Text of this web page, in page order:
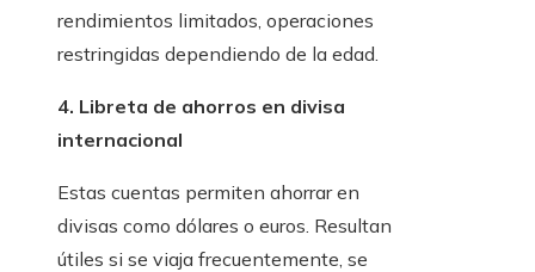
rendimientos limitados, operaciones
restringidas dependiendo de la edad.
4. Libreta de ahorros en divisa
internacional
Estas cuentas permiten ahorrar en
divisas como dólares o euros. Resultan
útiles si se viaja frecuentemente, se